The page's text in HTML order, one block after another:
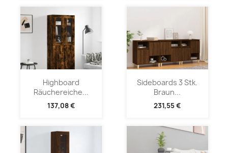
Highboard
Räuchereiche...
137,08 €
Sideboards 3 Stk.
Braun...
231,55 €